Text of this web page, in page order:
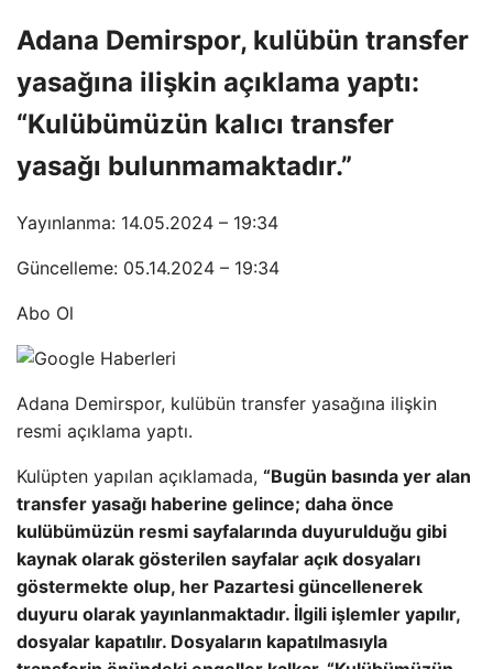
Adana Demirspor, kulübün transfer
yasağına ilişkin açıklama yaptı:
“Kulübümüzün kalıcı transfer
yasağı bulunmamaktadır.”
Yayınlanma: 14.05.2024 – 19:34
Güncelleme: 05.14.2024 – 19:34
Abo Ol
Adana Demirspor, kulübün transfer yasağına ilişkin
resmi açıklama yaptı.
Kulüpten yapılan açıklamada, “Bugün basında yer alan
transfer yasağı haberine gelince; daha önce
kulübümüzün resmi sayfalarında duyurulduğu gibi
kaynak olarak gösterilen sayfalar açık dosyaları
göstermekte olup, her Pazartesi güncellenerek
duyuru olarak yayınlanmaktadır. İlgili işlemler yapılır,
dosyalar kapatılır. Dosyaların kapatılmasıyla